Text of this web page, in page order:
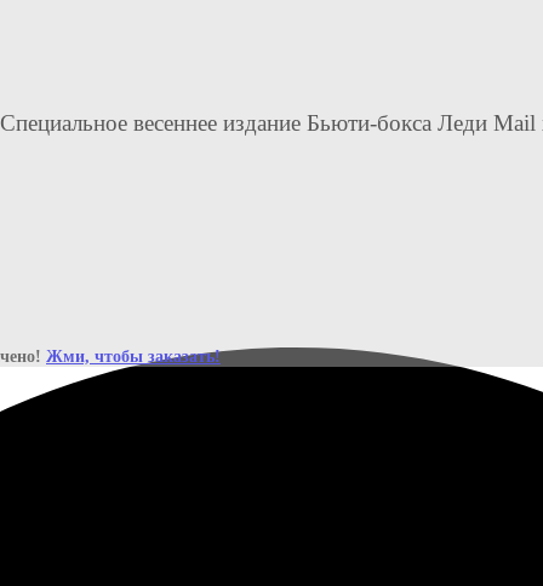
весеннее издание Бьюти-бокса Леди
Жми, чтобы заказать!